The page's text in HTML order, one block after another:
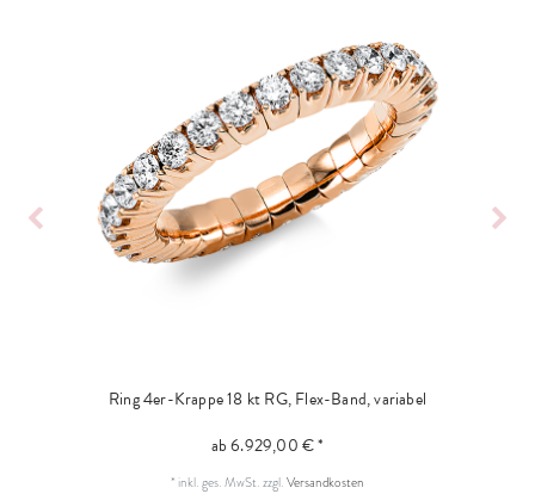
Ring 4er-Krappe 18 kt RG, Flex-Band, variabel
ab 6.929,00 € *
* inkl. ges. MwSt.zzgl.Versandkosten